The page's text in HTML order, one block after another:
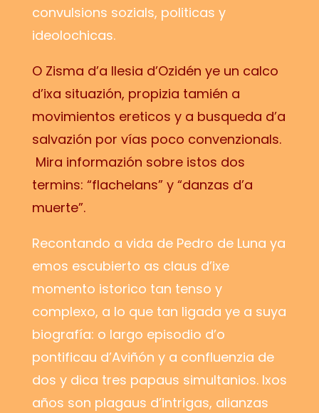
convulsions sozials, politicas y
ideolochicas.
O Zisma d’a Ilesia d’Ozidén ye un calco
d’ixa situazión, propizia tamién a
movimientos ereticos y a busqueda d’a
salvazión por vías poco convenzionals.
Mira informazión sobre istos dos
termins: “flachelans” y “danzas d’a
muerte”.
Recontando a vida de Pedro de Luna ya
emos escubierto as claus d’ixe
momento istorico tan tenso y
complexo, a lo que tan ligada ye a suya
biografía: o largo episodio d’o
pontificau d’Aviñón y a confluenzia de
dos y dica tres papaus simultanios. Ixos
años son plagaus d’intrigas, alianzas